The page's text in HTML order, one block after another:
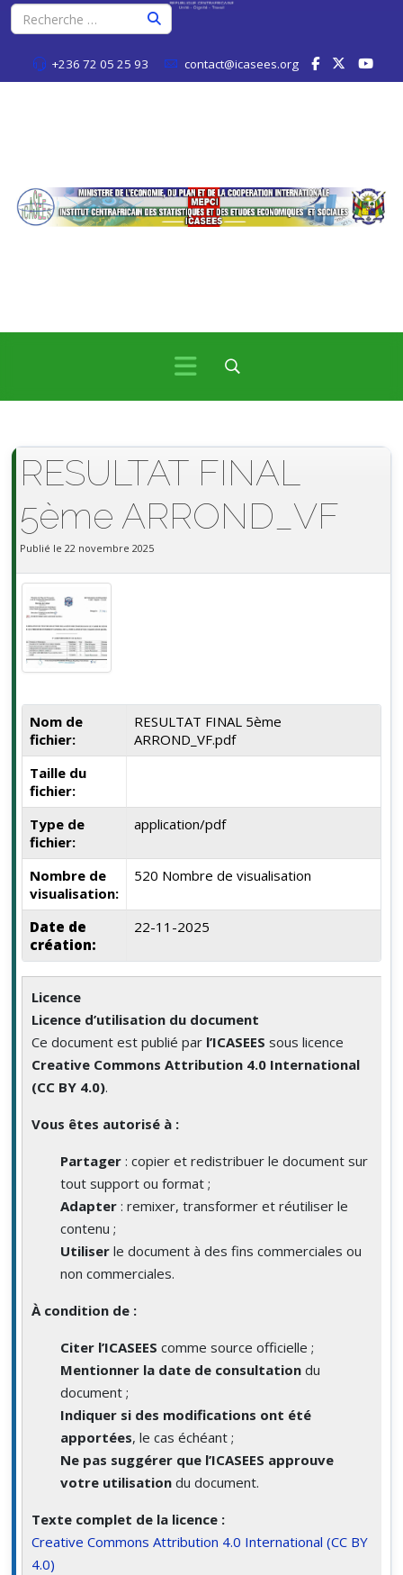
+236 72 05 25 93 contact@icasees.org
RESULTAT FINAL
5ème ARROND_VF
Publié le 22 novembre 2025
Nom de
fichier:
RESULTAT FINAL 5ème
ARROND_VF.pdf
Taille du
fichier:
Type de
fichier:
application/pdf
Nombre de
visualisation:
520 Nombre de visualisation
Date de
création:
22-11-2025
Licence
Licence d’utilisation du document
Ce document est publié par l’ICASEES sous licence
Creative Commons Attribution 4.0 International
(CC BY 4.0).
Vous êtes autorisé à :
Partager : copier et redistribuer le document sur
tout support ou format ;
Adapter : remixer, transformer et réutiliser le
contenu ;
Utiliser le document à des fins commerciales ou
non commerciales.
À condition de :
Citer l’ICASEES comme source officielle ;
Mentionner la date de consultation du
document ;
Indiquer si des modifications ont été
apportées, le cas échéant ;
Ne pas suggérer que l’ICASEES approuve
votre utilisation du document.
Texte complet de la licence :
Creative Commons Attribution 4.0 International (CC BY
4.0)